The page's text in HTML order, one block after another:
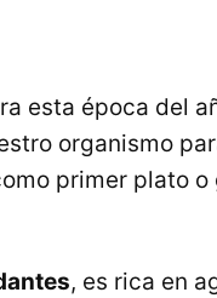
esta época del
organismo
primer plato o
, es rica en